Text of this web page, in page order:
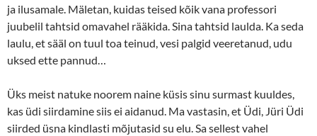
ja ilusamale. Mäletan, kuidas teised kõik vana professori
juubelil tahtsid omavahel rääkida. Sina tahtsid laulda. Ka seda
laulu, et sääl on tuul toa teinud, vesi palgid veeretanud, udu
uksed ette pannud…
Üks meist natuke noorem naine küsis sinu surmast kuuldes,
kas üdi siirdamine siis ei aidanud. Ma vastasin, et Üdi, Jüri Üdi
siirded üsna kindlasti mõjutasid su elu. Sa sellest vahel